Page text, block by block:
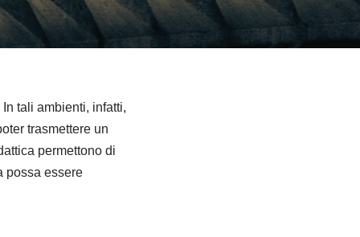
tali ambienti, infatti,
trasmettere un
permettono di
possa essere